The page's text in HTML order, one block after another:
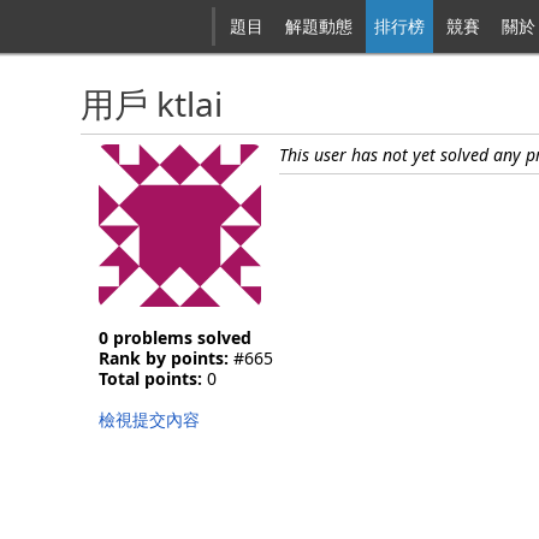
題目 解題動態 排行榜 競賽 關於
用戶 ktlai
0 problems solved
Rank by points: #665
Total points: 0
檢視提交內容
This user has not yet solved any